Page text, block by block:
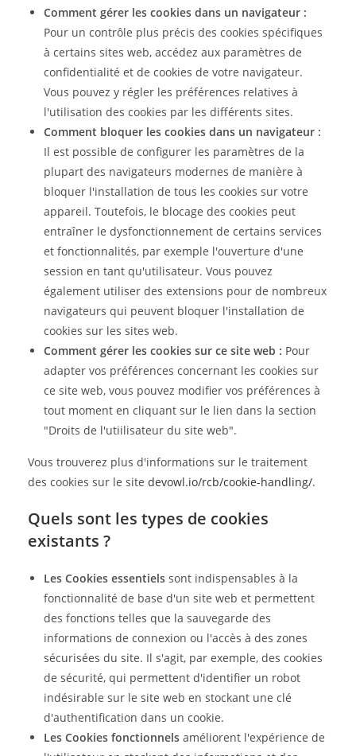
Comment gérer les cookies dans un navigateur :
Pour un contrôle plus précis des cookies spécifiques
à certains sites web, accédez aux paramètres de
confidentialité et de cookies de votre navigateur.
Vous pouvez y régler les préférences relatives à
l'utilisation des cookies par les différents sites.
Comment bloquer les cookies dans un navigateur :
Il est possible de configurer les paramètres de la
plupart des navigateurs modernes de manière à
bloquer l'installation de tous les cookies sur votre
appareil. Toutefois, le blocage des cookies peut
entraîner le dysfonctionnement de certains services
et fonctionnalités, par exemple l'ouverture d'une
session en tant qu'utilisateur. Vous pouvez
également utiliser des extensions pour de nombreux
navigateurs qui peuvent bloquer l'installation de
cookies sur les sites web.
Comment gérer les cookies sur ce site web : Pour
adapter vos préférences concernant les cookies sur
ce site web, vous pouvez modifier vos préférences à
tout moment en cliquant sur le lien dans la section
"Droits de l'utiilisateur du site web".
Vous trouverez plus d'informations sur le traitement
des cookies sur le site devowl.io/rcb/cookie-handling/.
Quels sont les types de cookies
existants ?
Les Cookies essentiels sont indispensables à la
fonctionnalité de base d'un site web et permettent
des fonctions telles que la sauvegarde des
informations de connexion ou l'accès à des zones
sécurisées du site. Il s'agit, par exemple, des cookies
de sécurité, qui permettent d'identifier un robot
indésirable sur le site web en stockant une clé
d'authentification dans un cookie.
Les Cookies fonctionnels améliorent l'expérience de